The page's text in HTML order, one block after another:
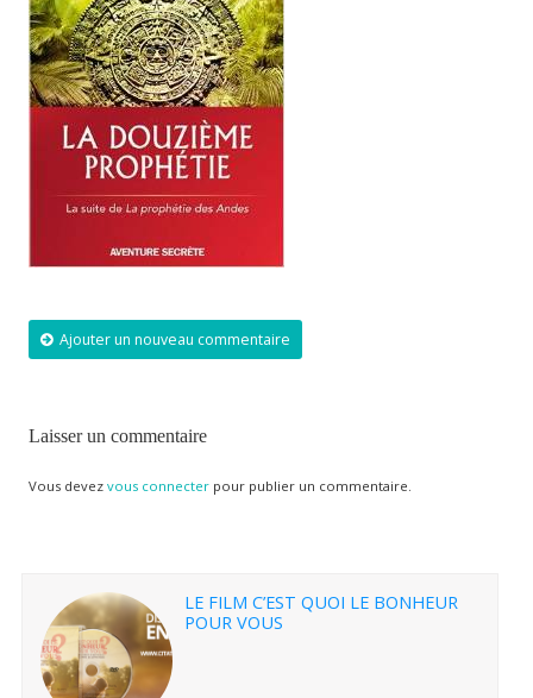
Ajouter un nouveau commentaire
Laisser un commentaire
Vous devez vous connecterpour publier un commentaire.
LE FILM C’EST QUOI LE BONHEUR
POUR VOUS